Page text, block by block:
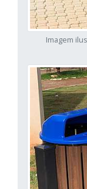
Imagem